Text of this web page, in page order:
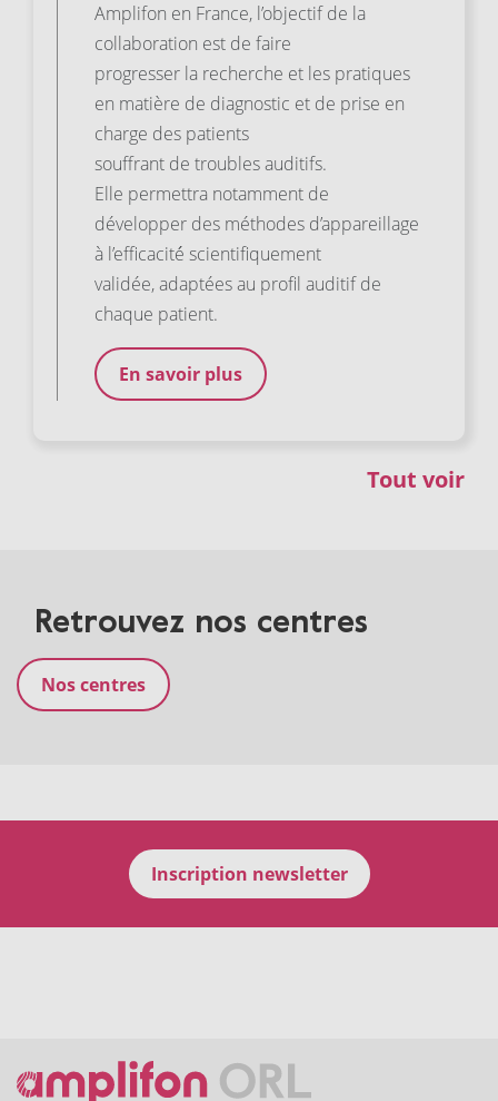
Amplifon en France, l’objectif de la
collaboration est de faire
progresser la recherche et les pratiques
en matière de diagnostic et de prise en
charge des patients
souffrant de troubles auditifs.
Elle permettra notamment de
développer des méthodes d’appareillage
à l’efficacité́ scientifiquement
validée, adaptées au profil auditif de
chaque patient.
En savoir plus
Tout voir
Retrouvez nos centres
Nos centres
Inscription newsletter